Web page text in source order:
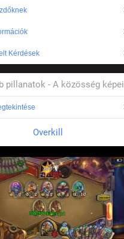
Kérdések
pillanatok - A közösség képei
Overkill